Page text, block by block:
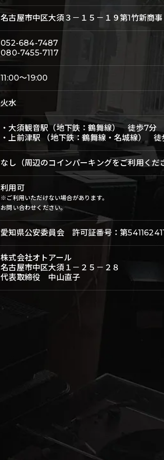
名古屋市中区大須３－１５－１９第1竹新商事
052-684-7487
080-7455-7117
11:00～19:00
火水
・大須観音駅（地下鉄：鶴舞線） 徒歩7分
・上前津駅 （地下鉄：鶴舞線・名城線） 徒
なし（周辺のコインパーキングをご利用くだ
利用可
※ご利用いただけない場合があります。
お問い合わせください。
愛知県公安委員会 許可証番号：第
株式会社オトアール
名古屋市中区大須１－２５－２８
代表取締役 中山直子